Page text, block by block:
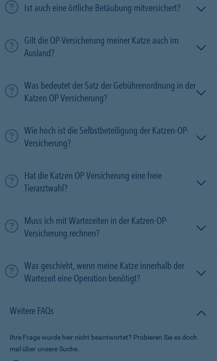
Ist auch eine örtliche Betäubung mitversichert?
Gilt die OP-Versicherung meiner Katze auch im
Ausland?
Was bedeutet der Satz der Gebührenordnung in der
Katzen OP Versicherung?
Wie hoch ist die Selbstbeteiligung der Katzen-OP-
Versicherung?
Hat die Katzen OP Versicherung eine freie
Tierarztwahl?
Muss ich mit Wartezeiten in der Katzen-OP-
Versicherung rechnen?
Was geschieht, wenn meine Katze innerhalb der
Wartezeit eine Operation benötigt?
Weitere FAQs
Ihre Frage wurde hier nicht beantwortet? Probieren Sie es doch
mal über unsere Suche.